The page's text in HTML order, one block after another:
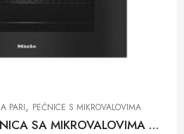
PARI, PEĆNICE S MIKROVALOVIMA
KOMBINOVANA PEĆNICA SA MIKROVALOVIMA H 7440 BM OBSW